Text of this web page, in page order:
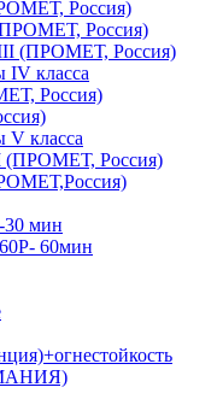
Россия)
Россия)
(ПРОМЕТ, Россия)
IV класса
Россия)
V класса
(ПРОМЕТ, Россия)
30 мин
60мин